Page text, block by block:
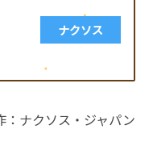
ナクソス
ナクソス・ジャパン